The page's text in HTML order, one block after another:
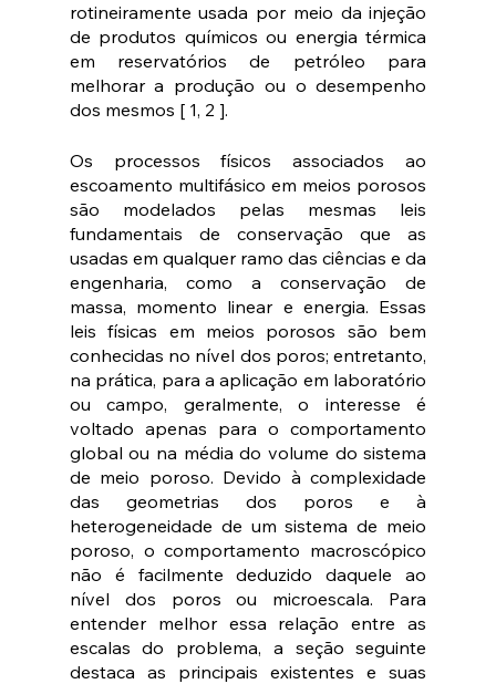
rotineiramente usada por meio da injeção
de produtos químicos ou energia térmica
em reservatórios de petróleo para
melhorar a produção ou o desempenho
dos mesmos [ 1, 2 ].
Os processos físicos associados ao
escoamento multifásico em meios porosos
são modelados pelas mesmas leis
fundamentais de conservação que as
usadas em qualquer ramo das ciências e da
engenharia, como a conservação de
massa, momento linear e energia. Essas
leis físicas em meios porosos são bem
conhecidas no nível dos poros; entretanto,
na prática, para a aplicação em laboratório
ou campo, geralmente, o interesse é
voltado apenas para o comportamento
global ou na média do volume do sistema
de meio poroso. Devido à complexidade
das geometrias dos poros e à
heterogeneidade de um sistema de meio
poroso, o comportamento macroscópico
não é facilmente deduzido daquele ao
nível dos poros ou microescala. Para
entender melhor essa relação entre as
escalas do problema, a seção seguinte
destaca as principais existentes e suas